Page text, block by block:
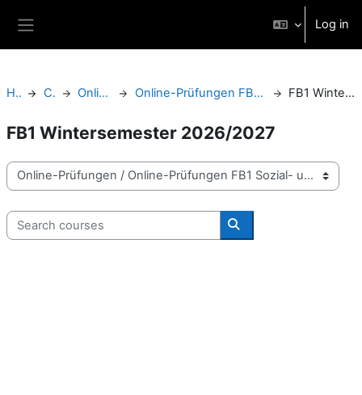
Log in
Home Courses Online-Prüfungen Online-Prüfungen FB1 Sozial- und Bildungswissenschaften FB1 Wintersemester 2026/2027
FB1 Wintersemester 2026/2027
Course categories
Search courses
Search courses